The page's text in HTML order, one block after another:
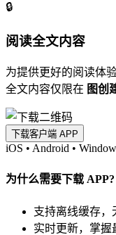
🔒
阅读全文内容
为提供更好的阅读体
全文内容仅限在 图创
下载客户端 APP
iOS • Android •
为什么需要下载 APP?
支持离线缓存，
实时更新，掌握